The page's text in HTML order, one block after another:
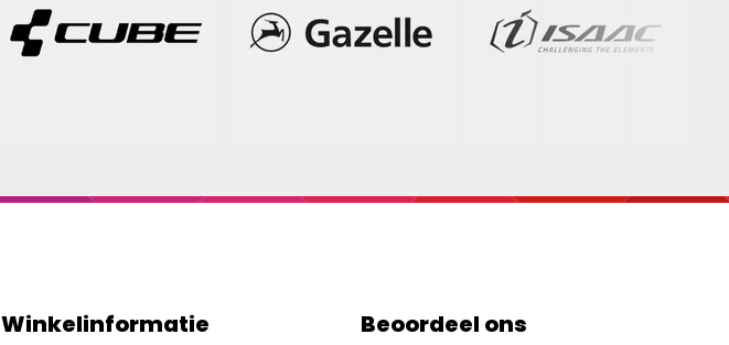
Winkelinformatie Beoordeel ons